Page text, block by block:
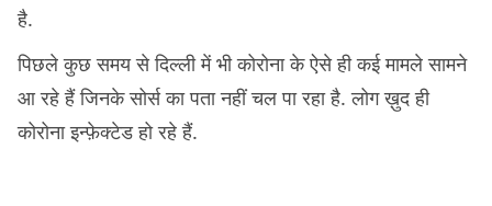
है.
पिछले कुछ समय से दिल्ली में भी कोरोना के ऐसे ही कई मामले सामने
आ रहे हैं जिनके सोर्स का पता नहीं चल पा रहा है. लोग ख़ुद ही
कोरोना इन्फ़ेक्टेड हो रहे हैं.